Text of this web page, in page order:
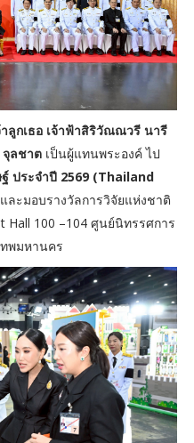
าลูกเธอ เจ้าฟ้าสิริวัณณวรี นารี
จุลชาตเป็นผู้แทนพระองค์ ไป
ประจำปี 2569 (Thailand
ละมอบรางวัลการวิจัยแห่งชาติ
100 –104 ศูนย์นิทรรศการ
พมหานคร